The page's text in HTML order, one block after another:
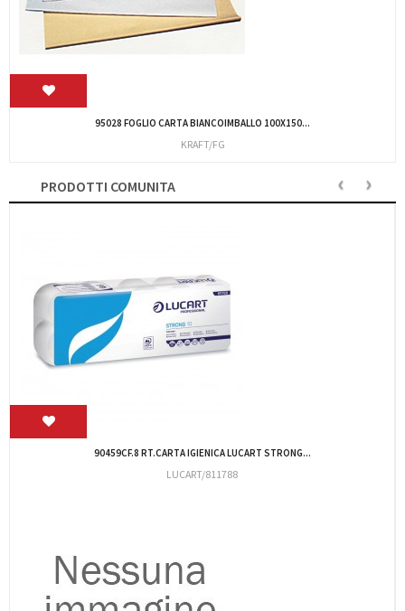
BUSTA SOVRAPACCHI CARTA 16,2X12CM CF.1000 C6
MR350/E
PRODOTTI COMUNITA ‹ ›
CART.120 ROTOLI CARTA IGIEN. ECO 10...
LUCART/ECO/120